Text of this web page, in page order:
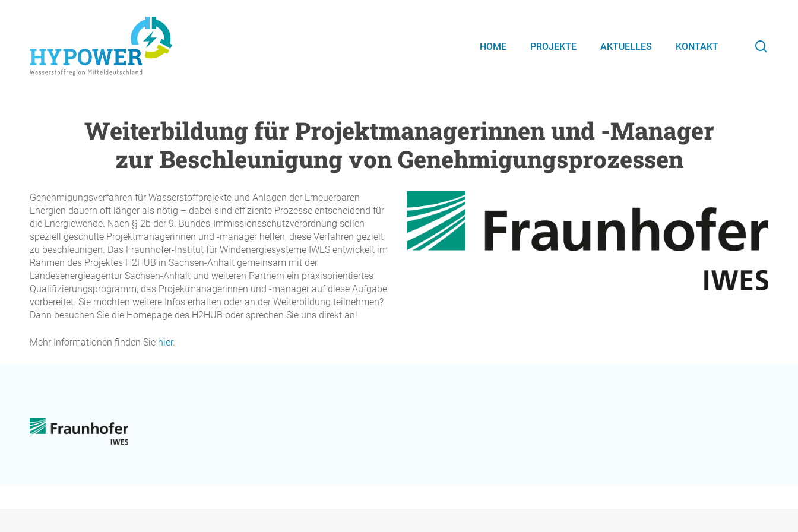
ENTER drücken um die Suche zu starten
HOME PROJEKTE AKTUELLES KONTAKT
Weiterbildung für Projektmanagerinnen und -Manager
zur Beschleunigung von Genehmigungsprozessen
Genehmigungsverfahren für Wasserstoffprojekte und Anlagen der Erneuerbaren
Energien dauern oft länger als nötig – dabei sind effiziente Prozesse entscheidend für
die Energiewende. Nach § 2b der 9. Bundes-Immissionsschutzverordnung sollen
speziell geschulte Projektmanagerinnen und -manager helfen, diese Verfahren gezielt
zu beschleunigen. Das Fraunhofer-Institut für Windenergiesysteme IWES entwickelt im
Rahmen des Projektes H2HUB in Sachsen-Anhalt gemeinsam mit der
Landesenergieagentur Sachsen-Anhalt und weiteren Partnern ein praxisorientiertes
Qualifizierungsprogramm, das Projektmanagerinnen und -manager auf diese Aufgabe
vorbereitet. Sie möchten weitere Infos erhalten oder an der Weiterbildung teilnehmen?
Dann besuchen Sie die Homepage des H2HUB oder sprechen Sie uns direkt an!
Mehr Informationen finden Sie hier.